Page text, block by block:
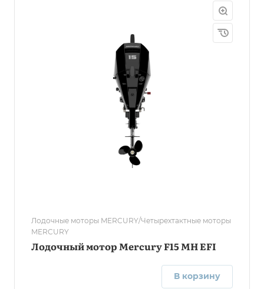
Лодочные моторы MERCURY/Четырехтактные моторы
MERCURY
Лодочный мотор Mercury F15 MH EFI
В корзину